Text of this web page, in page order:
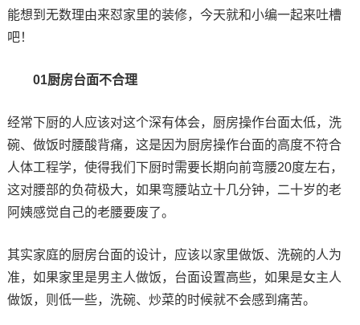
能想到无数理由来怼家里的装修，今天就和小编一起来吐槽
吧！
01厨房台面不合理
经常下厨的人应该对这个深有体会，厨房操作台面太低，洗
碗、做饭时腰酸背痛，这是因为厨房操作台面的高度不符合
人体工程学，使得我们下厨时需要长期向前弯腰20度左右，
这对腰部的负荷极大，如果弯腰站立十几分钟，二十岁的老
阿姨感觉自己的老腰要废了。
其实家庭的厨房台面的设计，应该以家里做饭、洗碗的人为
准，如果家里是男主人做饭，台面设置高些，如果是女主人
做饭，则低一些，洗碗、炒菜的时候就不会感到痛苦。